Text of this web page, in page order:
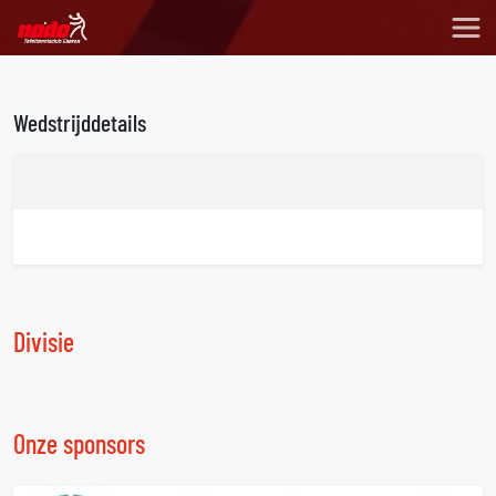
Wedstrijddetails
Divisie
Onze sponsors